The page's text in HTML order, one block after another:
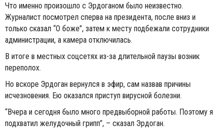
Что именно произошло с Эрдоганом было неизвестно.
Журналист посмотрел сперва на президента, после вниз и
только сказал “О боже”, затем к месту подбежали сотрудники
администрации, а камера отключилась.
В итоге в местных соцсетях из-за длительной паузы возник
переполох.
Но вскоре Эрдоган вернулся в эфир, сам назвав причины
исчезновения. Ею оказался приступ вирусной болезни.
“Вчера и сегодня было много предвыборной работы. Поэтому я
подхватил желудочный грипп”, – сказал Эрдоган.